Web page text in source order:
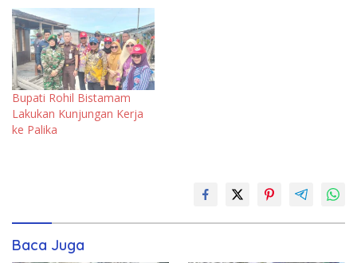
Bupati Rohil Bistamam
Lakukan Kunjungan Kerja
ke Palika
Baca Juga